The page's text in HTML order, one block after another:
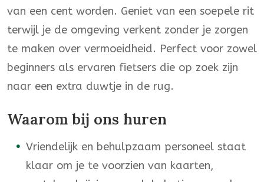
van een cent worden. Geniet van een soepele rit
terwijl je de omgeving verkent zonder je zorgen
te maken over vermoeidheid. Perfect voor zowel
beginners als ervaren fietsers die op zoek zijn
naar een extra duwtje in de rug.
Waarom bij ons huren
Vriendelijk en behulpzaam personeel staat
klaar om je te voorzien van kaarten,